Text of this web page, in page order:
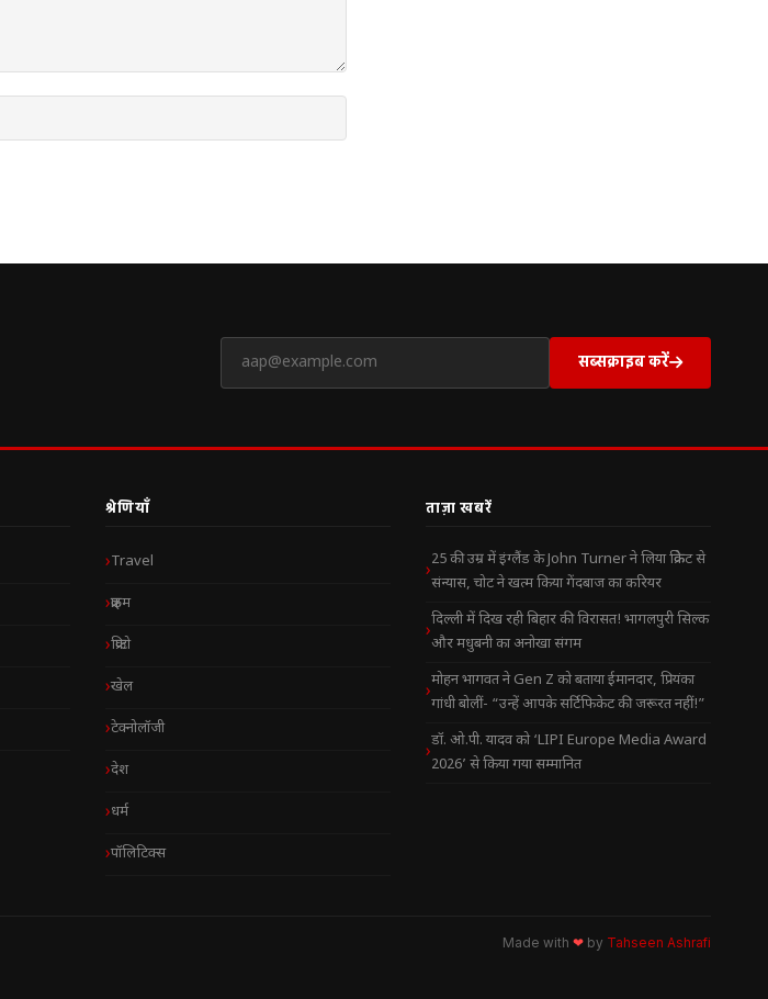
सब्सक्राइब करें
श्रेणियाँ
Travel
क्राइम
क्रिप्टो
खेल
टेक्नोलॉजी
देश
धर्म
पॉलिटिक्स
ताज़ा खबरें
25 की उम्र में इंग्लैंड के John Turner ने लिया क्रिकेट से
संन्यास, चोट ने खत्म किया गेंदबाज का करियर
दिल्ली में दिख रही बिहार की विरासत! भागलपुरी सिल्क
और मधुबनी का अनोखा संगम
मोहन भागवत ने Gen Z को बताया ईमानदार, प्रियंका
गांधी बोलीं- “उन्हें आपके सर्टिफिकेट की जरूरत नहीं!”
डॉ. ओ.पी. यादव को ‘LIPI Europe Media Award
2026’ से किया गया सम्मानित
Made with ❤ by Tahseen Ashrafi